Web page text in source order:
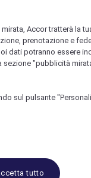
Accor tratterà la
prenotazione e
dati potranno essere
"pubblicità
sul pulsante
tutto